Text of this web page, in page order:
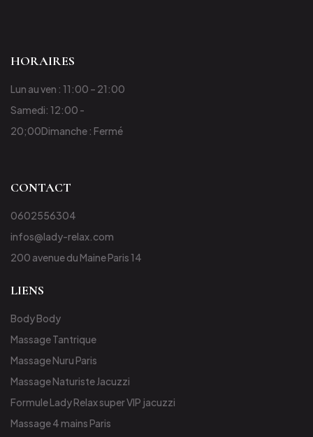
HORAIRES
Lun au ven : 11:00 – 21:00
Samedi: 12:00 -
20;00Dimanche : Fermé
CONTACT
0602556304
infos@lady-relax.com
200 avenue du Maine Paris 14
LIENS
Body Body
Massage Tantrique
Massage Nuru Paris
Massage Naturiste Jacuzzi
Formule Lady Relax super VIP jacuzzi
Massage 4 mains Paris